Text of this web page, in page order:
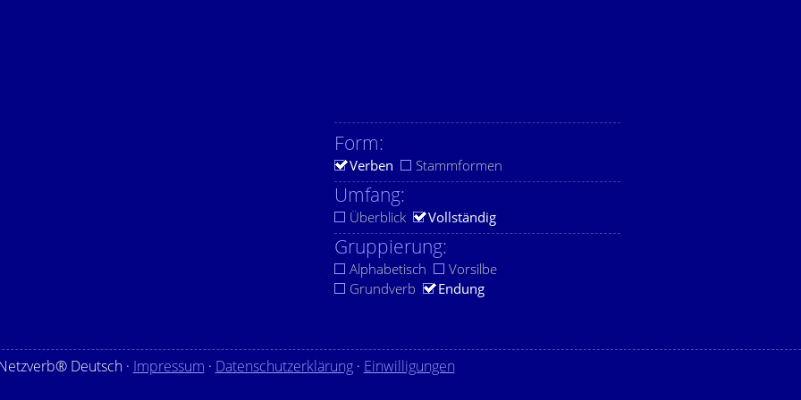
Form:
Verben Stammformen
Umfang:
Überblick Vollständig
Gruppierung:
Alphabetisch
Vorsilbe
Grundverb
Endung
Deutsch · Impressum · Datenschutzerklärung· Einwilligungen